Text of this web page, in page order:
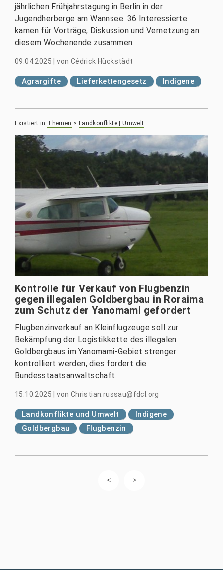
jährlichen Frühjahrstagung in Berlin in der
Jugendherberge am Wannsee. 36 Interessierte
kamen für Vorträge, Diskussion und Vernetzung an
diesem Wochenende zusammen.
09.04.2025|von Cédrick Hückstädt
Agrargifte Lieferkettengesetz Indigene
Existiert in Themen > Landkonflikte | Umwelt
Kontrolle für Verkauf von Flugbenzin
gegen illegalen Goldbergbau in Roraima
zum Schutz der Yanomami gefordert
Flugbenzinverkauf an Kleinflugzeuge soll zur
Bekämpfung der Logistikkette des illegalen
Goldbergbaus im Yanomami-Gebiet strenger
kontrolliert werden, dies fordert die
Bundesstaatsanwaltschaft.
15.10.2025 |von Christian.russau@fdcl.org
Landkonflikte und Umwelt
Indigene
Goldbergbau
Flugbenzin